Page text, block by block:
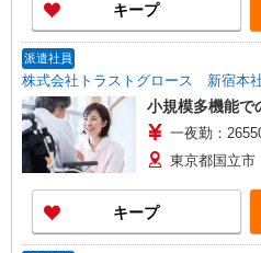
キープ
派遣社員
株式会社トラストグロース 新宿本
小規模多機能で
一夜勤：
東京都国立市
キープ